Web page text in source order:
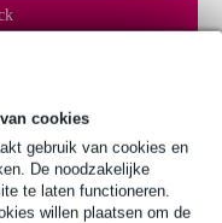
cookies
gebruik van cookies en
De noodzakelijke
te laten functioneren.
willen plaatsen om de